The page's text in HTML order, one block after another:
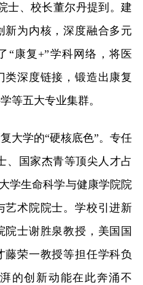
士、校长董尔丹提到。建
新为内核，深度融合多元
“康复+”学科网络，将医
深度链接，锻造出康复
等五大专业集群。
大学的“硬核底色”。专任
、国家杰青等顶尖人才占
学生命科学与健康学院院
艺术院院士。学校引进新
士谢胜泉教授，美国国
藤荣一教授等担任学科负
的创新动能在此奔涌不